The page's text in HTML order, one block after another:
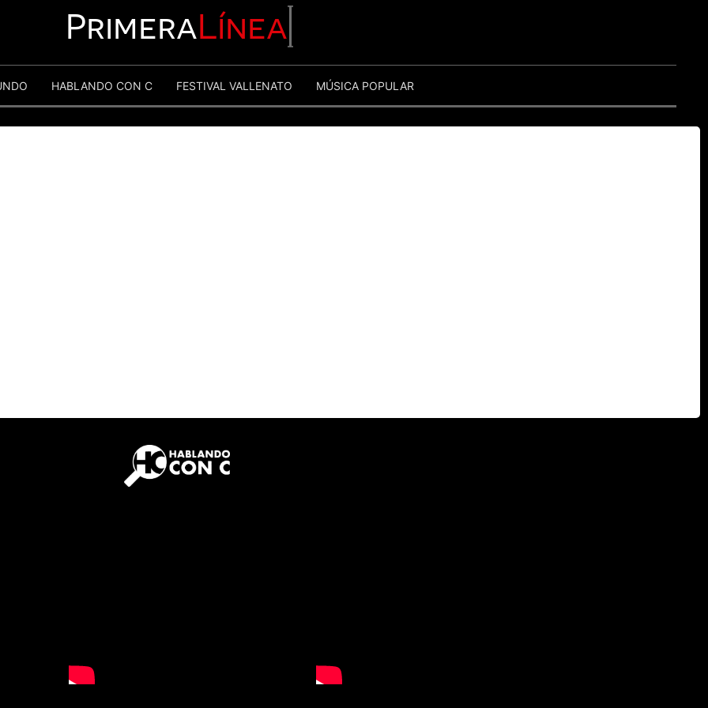
PrimeraLínea
HABLANDO CON C FESTIVAL VALLENATO MÚSICA POPULAR